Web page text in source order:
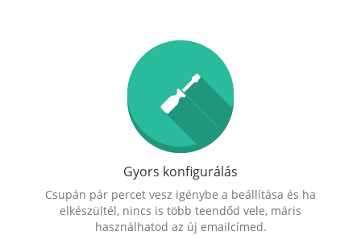
Gyors konfigurálás
Csupán pár percet vesz igénybe a beállítása és ha
elkészültél, nincs is több teendőd vele, máris
használhatod az új emailcímed.